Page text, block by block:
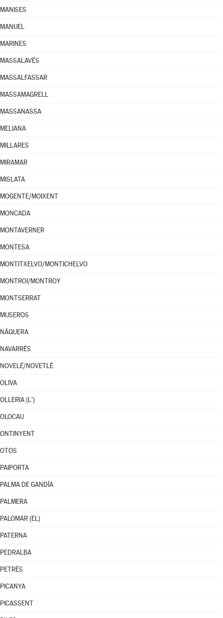
MANISES
MANUEL
MARINES
MASSALAVÉS
MASSALFASSAR
MASSAMAGRELL
MASSANASSA
MELIANA
MILLARES
MIRAMAR
MISLATA
MOGENTE/MOIXENT
MONCADA
MONTAVERNER
MONTESA
MONTITXELVO/MONTICHELVO
MONTROI/MONTROY
MONTSERRAT
MUSEROS
NÁQUERA
NAVARRÉS
NOVELÉ/NOVETLÈ
OLIVA
OLLERIA (L')
OLOCAU
ONTINYENT
OTOS
PAIPORTA
PALMA DE GANDÍA
PALMERA
PALOMAR (EL)
PATERNA
PEDRALBA
PETRÉS
PICANYA
PICASSENT